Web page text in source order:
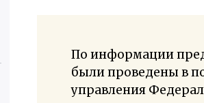
По информации
были проведены в
управления